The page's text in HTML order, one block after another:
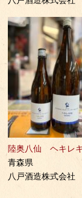
陸奥八仙 ヘキレ
青森県
八戸酒造株式会社